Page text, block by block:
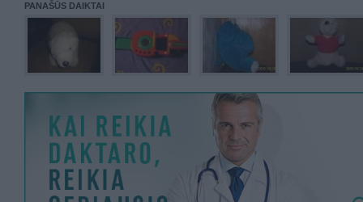
PANAŠŪS DAIKTAI